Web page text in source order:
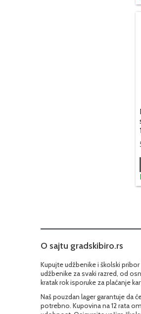
O sajtu gradskibiro.rs
Kupujte udžbenike i školski
udžbenike za svaki razred, od
kratak rok isporuke za plaćanje
Naš pouzdan lager garantuje da
potrebno. Kupovina na 12 rata